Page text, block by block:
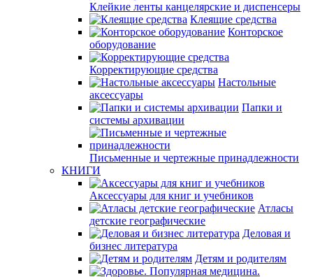
Клейкие ленты канцелярские и диспенсеры
Клеящие средства
Конторское
оборудование
Корректирующие средства
Настольные
аксессуары
Папки и
системы архивации
Письменные и чертежные принадлежности
КНИГИ
Аксессуары для книг и учебников
Атласы
детские географические
Деловая и
бизнес литература
Детям и родителям